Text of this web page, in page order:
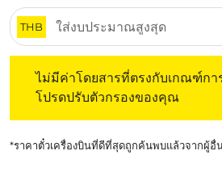
THB
ไม่มีค่าโดยสารที่ตรงกับเกณฑ์ก
โปรดปรับตัวกรองของคุณ
*ราคาตั๋วเครื่องบินที่ดีที่สุดถูกค้นพบแล้วจากผู้อื่